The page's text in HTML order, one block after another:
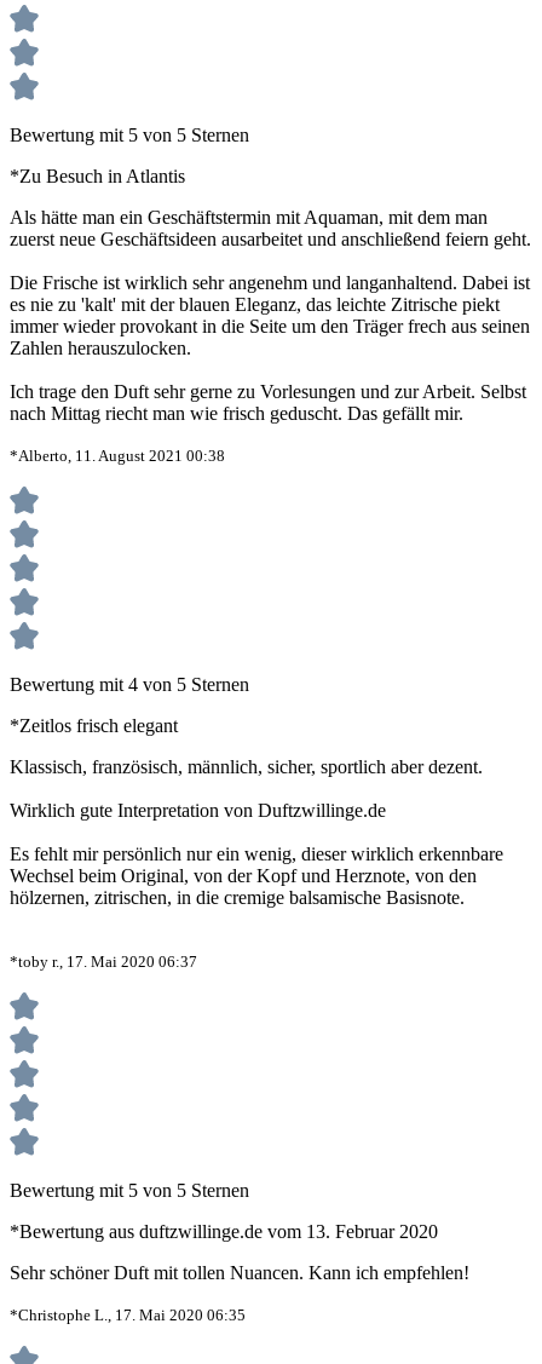
Bewertung mit 5 von 5 Sternen
*Zu Besuch in Atlantis
Als hätte man ein Geschäftstermin mit Aquaman, mit dem man
zuerst neue Geschäftsideen ausarbeitet und anschließend feiern geht.
Die Frische ist wirklich sehr angenehm und langanhaltend. Dabei ist
es nie zu 'kalt' mit der blauen Eleganz, das leichte Zitrische piekt
immer wieder provokant in die Seite um den Träger frech aus seinen
Zahlen herauszulocken.
Ich trage den Duft sehr gerne zu Vorlesungen und zur Arbeit. Selbst
nach Mittag riecht man wie frisch geduscht. Das gefällt mir.
*Alberto, 11. August 2021 00:38
Bewertung mit 4 von 5 Sternen
*Zeitlos frisch elegant
Klassisch, französisch, männlich, sicher, sportlich aber dezent.
Wirklich gute Interpretation von Duftzwillinge.de
Es fehlt mir persönlich nur ein wenig, dieser wirklich erkennbare
Wechsel beim Original, von der Kopf und Herznote, von den
hölzernen, zitrischen, in die cremige balsamische Basisnote.
*toby r., 17. Mai 2020 06:37
Bewertung mit 5 von 5 Sternen
*Bewertung aus duftzwillinge.de vom 13. Februar 2020
Sehr schöner Duft mit tollen Nuancen. Kann ich empfehlen!
*Christophe L., 17. Mai 2020 06:35